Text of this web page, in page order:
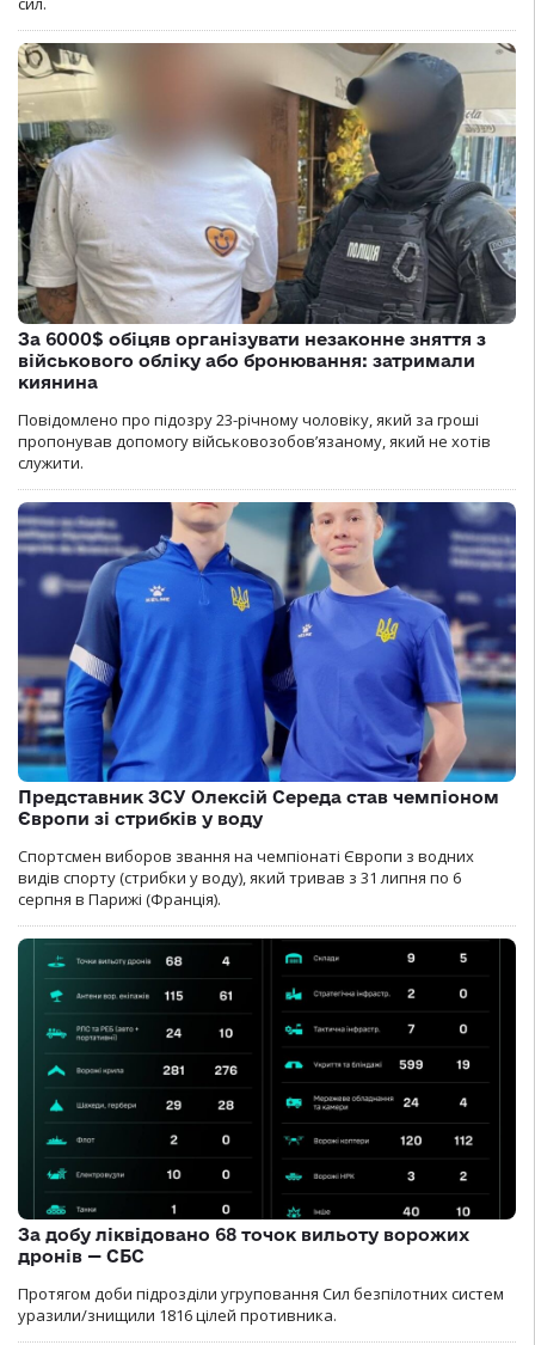
За 6000$ обіцяв організувати незаконне зняття з
військового обліку або бронювання: затримали
киянина
Повідомлено про підозру 23-річному чоловіку, який за гроші
пропонував допомогу військовозобов’язаному, який не хотів
служити.
Представник ЗСУ Олексій Середа став чемпіоном
Європи зі стрибків у воду
Спортсмен виборов звання на чемпіонаті Європи з водних
видів спорту (стрибки у воду), який тривав з 31 липня по 6
серпня в Парижі (Франція).
За добу ліквідовано 68 точок вильоту ворожих
дронів — СБС
Протягом доби підрозділи угруповання Сил безпілотних систем
уразили/знищили 1816 цілей противника.